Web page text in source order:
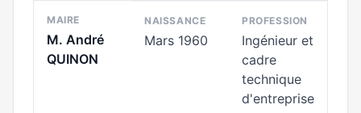
MAIRE
M. André
QUINON
NAISSANCE
Mars 1960
PROFESSION
Ingénieur et
cadre
technique
d'entreprise